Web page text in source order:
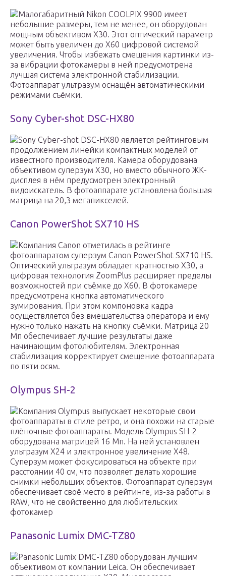
Малогабаритный Nikon COOLPIX 9900 имеет
небольшие размеры, тем не менее, он оборудован
мощным объективом Х30. Этот оптический параметр
может быть увеличен до Х60 цифровой системой
увеличения. Чтобы избежать смещения картинки из-
за вибрации фотокамеры в ней предусмотрена
лучшая система электронной стабилизации.
Фотоаппарат ультразум оснащён автоматическими
режимами съёмки.
Sony Cyber-shot DSC-HX80
Sony Cyber-shot DSC-HX80 является рейтинговым
продолжением линейки компактных моделей от
известного производителя. Камера оборудована
объективом суперзум Х30, но вместо обычного ЖК-
дисплея в нём предусмотрен электронный
видоискатель. В фотоаппарате установлена большая
матрица на 20,3 мегапикселей.
Canon PowerShot SX710 HS
Компания Canon отметилась в рейтинге
фотоаппаратом суперзум Canon PowerShot SX710 HS.
Оптический ультразум обладает кратностью Х30, а
цифровая технология ZoomPlus расширяет пределы
возможностей при съёмке до Х60. В фотокамере
предусмотрена кнопка автоматического
зумирования. При этом компоновка кадра
осуществляется без вмешательства оператора и ему
нужно только нажать на кнопку съёмки. Матрица 20
Мп обеспечивает лучшие результаты даже
начинающим фотолюбителям. Электронная
стабилизация корректирует смещение фотоаппарата
по пяти осям.
Olympus SH-2
Компания Olympus выпускает некоторые свои
фотоаппараты в стиле ретро, и она похожи на старые
плёночные фотоаппараты. Модель Olympus SH-2
оборудована матрицей 16 Мп. На ней установлен
ультразум Х24 и электронное увеличение Х48.
Суперзум может фокусироваться на объекте при
расстоянии 40 см, что позволяет делать хорошие
снимки небольших объектов. Фотоаппарат суперзум
обеспечивает своё место в рейтинге, из-за работы в
RAW, что не свойственно для любительских
фотокамер
Panasonic Lumix DMC-TZ80
Panasonic Lumix DMC-TZ80 оборудован лучшим
объективом от компании Leica. Он обеспечивает